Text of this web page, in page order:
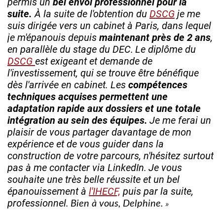
suite. À la suite de l'obtention du DSCG je me
suis dirigée vers un cabinet à Paris, dans lequel
je m'épanouis depuis maintenant près de 2 ans,
en parallèle du stage du DEC. Le diplôme du
DSCG est exigeant et demande de
l'investissement, qui se trouve être bénéfique
dès l'arrivée en cabinet. Les compétences
techniques acquises permettent une
adaptation rapide aux dossiers et une totale
intégration au sein des équipes. Je me ferai un
plaisir de vous partager davantage de mon
expérience et de vous guider dans la
construction de votre parcours, n'hésitez surtout
pas à me contacter via LinkedIn. Je vous
souhaite une très belle réussite et un bel
épanouissement à l'IHECF, puis par la suite,
professionnel. Bien à vous, Delphine.